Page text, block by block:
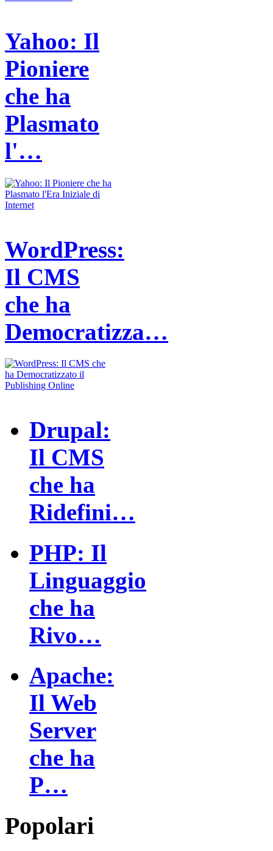
Yahoo: Il
Pioniere
che ha
Plasmato
l'…
WordPress:
Il CMS
che ha
Democratizza…
Drupal:
Il CMS
che ha
Ridefini…
PHP: Il
Linguaggio
che ha
Rivo…
Apache:
Il Web
Server
che ha
P…
Popolari